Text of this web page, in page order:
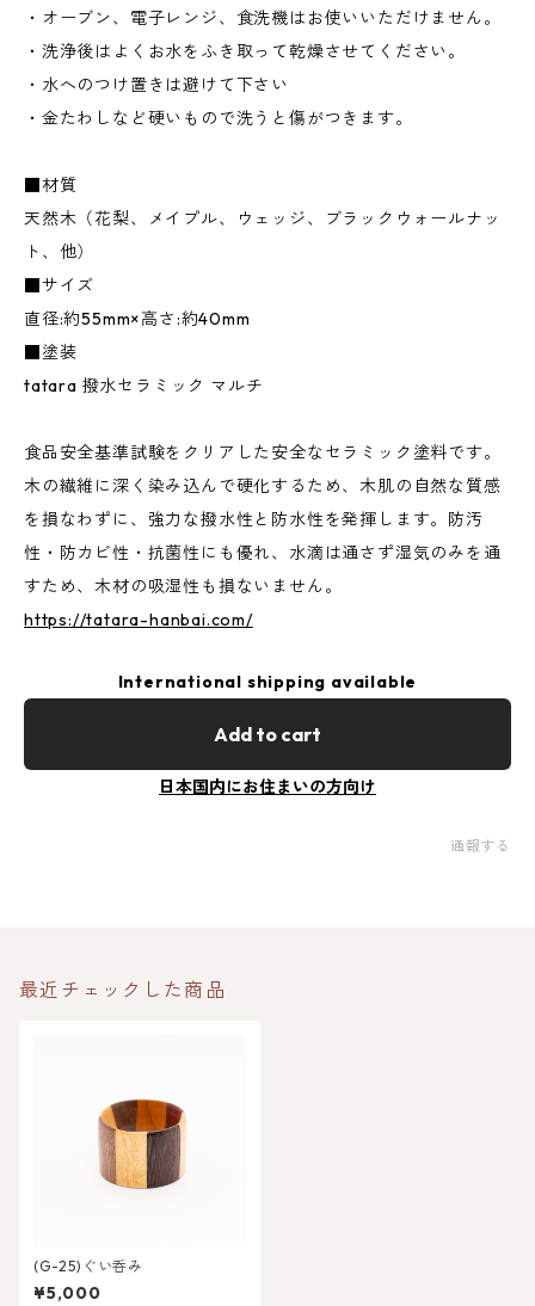
・オーブン、電子レンジ、食洗機はお使いいただけません。
・洗浄後はよくお水をふき取って乾燥させてください。
・水へのつけ置きは避けて下さい
・金たわしなど硬いもので洗うと傷がつきます。
■材質
天然木（花梨、メイプル、ウェッジ、ブラックウォールナッ
ト、他）
■サイズ
直径:約55mm×高さ:約40mm
■塗装
tatara 撥水セラミック マルチ
食品安全基準試験をクリアした安全なセラミック塗料です。
木の繊維に深く染み込んで硬化するため、木肌の自然な質感
を損なわずに、強力な撥水性と防水性を発揮します。防汚
性・防カビ性・抗菌性にも優れ、水滴は通さず湿気のみを通
すため、木材の吸湿性も損ないません。
https://tatara-hanbai.com/
International shipping available
Add to cart
日本国内にお住まいの方向け
通報する
最近チェックした商品
(G-25)ぐい呑み
¥5,000